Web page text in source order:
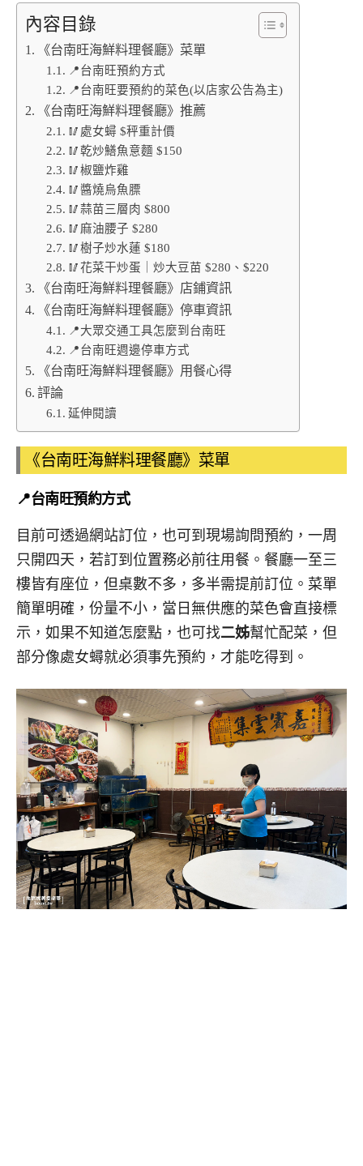
內容目錄
《台南旺海鮮料理餐廳》菜單
📍台南旺預約方式
📍台南旺要預約的菜色(以店家公告為主)
《台南旺海鮮料理餐廳》推薦
🥢處女蟳 $秤重計價
🥢乾炒鱔魚意麵 $150
🥢椒鹽炸雞
🥢醬燒烏魚膘
🥢蒜苗三層肉 $800
🥢麻油腰子 $280
🥢樹子炒水蓮 $180
🥢花菜干炒蛋｜炒大豆苗 $280、$220
《台南旺海鮮料理餐廳》店鋪資訊
《台南旺海鮮料理餐廳》停車資訊
📍大眾交通工具怎麼到台南旺
📍台南旺週邊停車方式
《台南旺海鮮料理餐廳》用餐心得
評論
延伸閱讀
《台南旺海鮮料理餐廳》菜單
📍台南旺預約方式
目前可透過網站訂位，也可到現場詢問預約，一周
只開四天，若訂到位置務必前往用餐。餐廳一至三
樓皆有座位，但桌數不多，多半需提前訂位。菜單
簡單明確，份量不小，當日無供應的菜色會直接標
示，如果不知道怎麼點，也可找二姊幫忙配菜，但
部分像處女蟳就必須事先預約，才能吃得到。